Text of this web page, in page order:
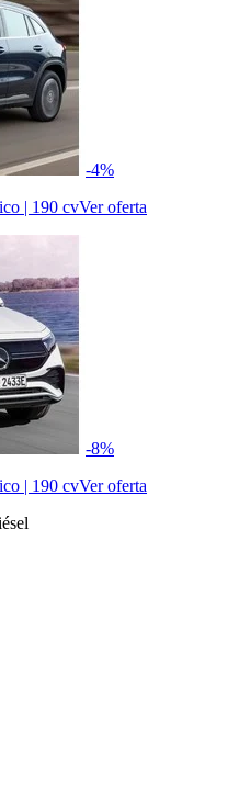
-4%
| 190 cvVer oferta
-8%
| 190 cvVer oferta